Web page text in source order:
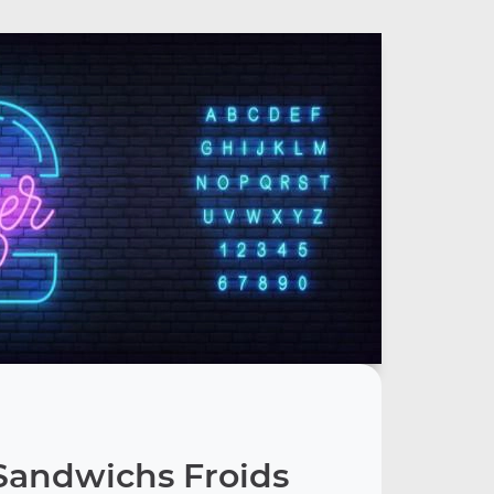
Froids